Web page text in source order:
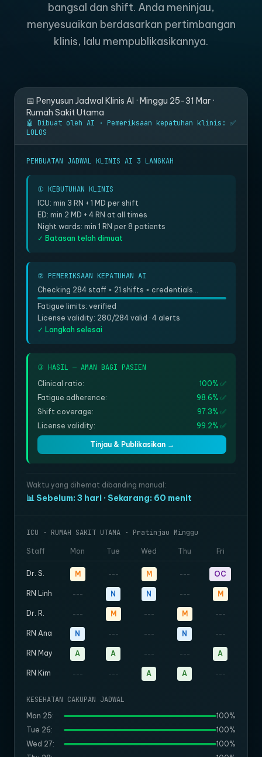
bangsal dan shift. Anda meninjau,
menyesuaikan berdasarkan pertimbangan
klinis, lalu mempublikasikannya.
📅 Penyusun Jadwal Klinis AI · Minggu 25-31 Mar ·
Rumah Sakit Utama
🤖 Dibuat oleh AI · Pemeriksaan kepatuhan klinis: ✅
LOLOS
PEMBUATAN JADWAL KLINIS AI 3 LANGKAH
① KEBUTUHAN KLINIS
ICU: min 3 RN + 1 MD per shift
ED: min 2 MD + 4 RN at all times
Night wards: min 1 RN per 8 patients
✓ Batasan telah dimuat
② PEMERIKSAAN KEPATUHAN AI
Checking 284 staff × 21 shifts × credentials...
Fatigue limits: verified
License validity: 280/284 valid · 4 alerts
✓ Langkah selesai
③ HASIL — AMAN BAGI PASIEN
Clinical ratio:
100% ✅
Fatigue adherence:
98.6% ✅
Shift coverage:
97.3% ✅
License validity:
99.2% ✅
Tinjau & Publikasikan →
Waktu yang dihemat dibanding manual:
📊 Sebelum: 3 hari · Sekarang: 60 menit
ICU · RUMAH SAKIT UTAMA · Pratinjau Minggu
Staff Mon Tue Wed Thu Fri
Dr. S. M --- M --- OC
RN Linh --- N N --- M
Dr. R. --- M --- M ---
RN Ana N --- --- N ---
RN May A A --- --- A
RN Kim --- --- A A ---
KESEHATAN CAKUPAN JADWAL
Mon 25:
100%
Tue 26:
100%
Wed 27:
100%